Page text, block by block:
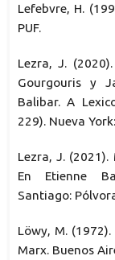
Lefebvre, H.
PUF.
Lezra, J.
Gourgouris y
Balibar. A
229). Nueva
Lezra, J.
En Etienne
Santiago:
Löwy, M.
Marx. Buenos